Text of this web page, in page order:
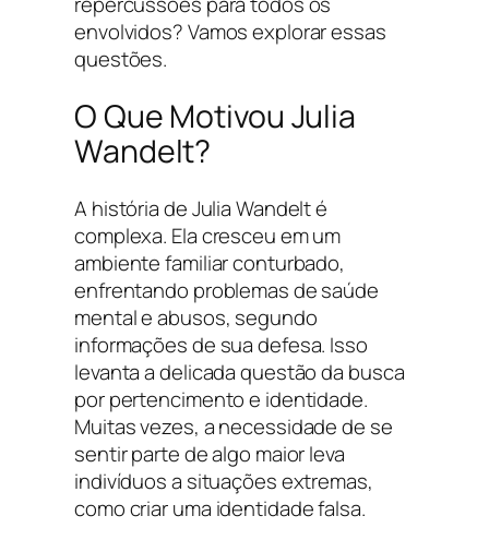
envolvidos? Vamos explorar essas
questões.
O Que Motivou Julia
Wandelt?
A história de Julia Wandelt é
complexa. Ela cresceu em um
ambiente familiar conturbado,
enfrentando problemas de saúde
mental e abusos, segundo
informações de sua defesa. Isso
levanta a delicada questão da busca
por pertencimento e identidade.
Muitas vezes, a necessidade de se
sentir parte de algo maior leva
indivíduos a situações extremas,
como criar uma identidade falsa.